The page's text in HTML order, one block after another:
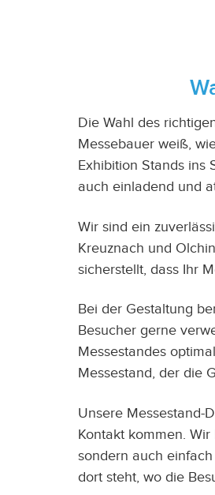
Die Wahl des
Messebauer weiß,
Exhibition Stands ins
auch einladend und
Wir sind ein
Kreuznach und
sicherstellt, dass Ihr
Bei der Gestaltung
Besucher gerne
Messestandes
Messestand, der die
Unsere Messestand-
Kontakt kommen.
sondern auch
dort steht, wo die